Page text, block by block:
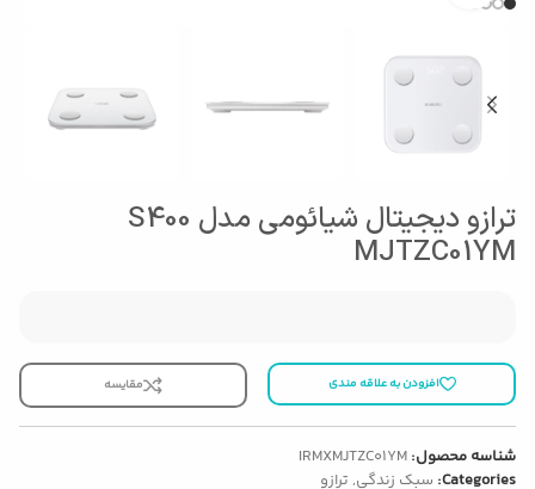
ترازو دیجیتال شیائومی مدل S400
MJTZC01YM
افزودن به علاقه مندی مقایسه
شناسه محصول: IRMXMJTZC01YM
Categories: سبک زندگی, ترازو